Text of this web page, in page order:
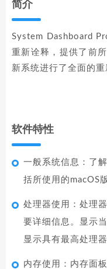
简介
System Dashboard
重新诠释，提供了前
新系统进行了全面的重
软件特性
一般系统信息：了
括所使用的macOS
处理器使用：处理
要详细信息。显示
显示具有最高处理
内存使用：内存面